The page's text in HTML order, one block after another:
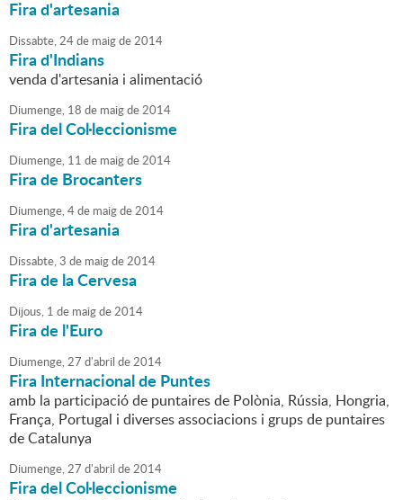
Fira d'artesania
Dissabte,24de maigde2014
Fira d'Indians
venda d'artesania i alimentació
Diumenge, 18 de maigde2014
Fira del Col·leccionisme
Diumenge, 11 de maigde2014
Fira de Brocanters
Diumenge,4de maigde2014
Fira d'artesania
Dissabte,3 de maigde2014
Fira de la Cervesa
Dijous, 1 de maigde2014
Fira de l'Euro
Diumenge,27 d'abril de2014
Fira Internacional de Puntes
amb la participació de puntaires de Polònia, Rússia, Hongria,
França, Portugal i diverses associacions i grups de puntaires
de Catalunya
Diumenge,27 d'abril de2014
Fira del Col·leccionisme